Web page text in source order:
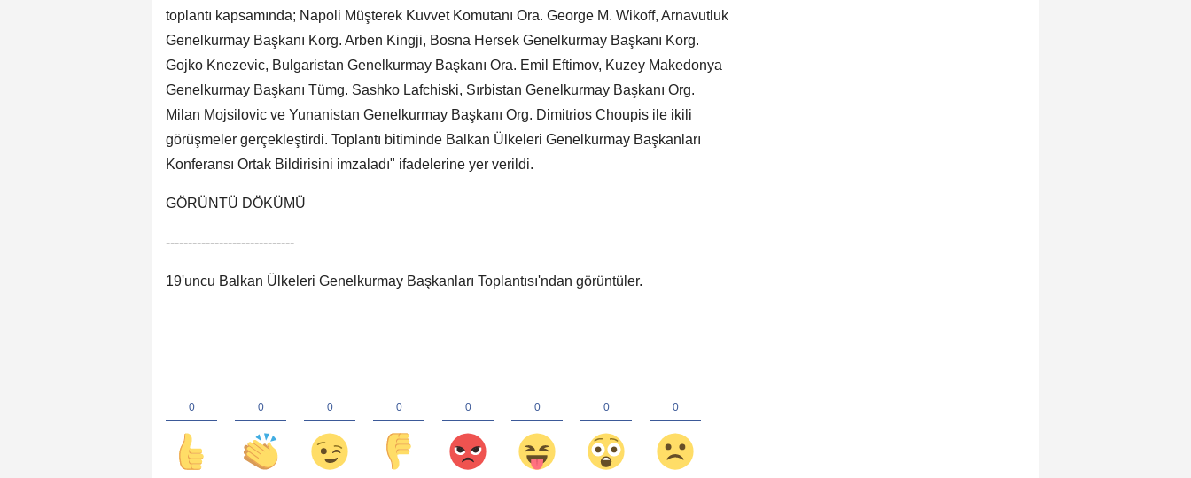
toplantı kapsamında; Napoli Müşterek Kuvvet Komutanı Ora. George M. Wikoff, Arnavutluk
Genelkurmay Başkanı Korg. Arben Kingji, Bosna Hersek Genelkurmay Başkanı Korg.
Gojko Knezevic, Bulgaristan Genelkurmay Başkanı Ora. Emil Eftimov, Kuzey Makedonya
Genelkurmay Başkanı Tümg. Sashko Lafchiski, Sırbistan Genelkurmay Başkanı Org.
Milan Mojsilovic ve Yunanistan Genelkurmay Başkanı Org. Dimitrios Choupis ile ikili
görüşmeler gerçekleştirdi. Toplantı bitiminde Balkan Ülkeleri Genelkurmay Başkanları
Konferansı Ortak Bildirisini imzaladı" ifadelerine yer verildi.
GÖRÜNTÜ DÖKÜMÜ
-----------------------------
19'uncu Balkan Ülkeleri Genelkurmay Başkanları Toplantısı'ndan görüntüler.